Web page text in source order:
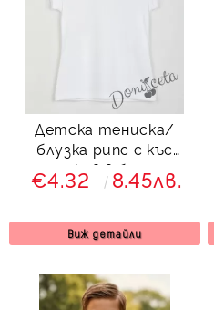
Детска тениска/
блузка рипс с къс
ръкав в бяло
€4.32 8.45лв.
Виж детайли